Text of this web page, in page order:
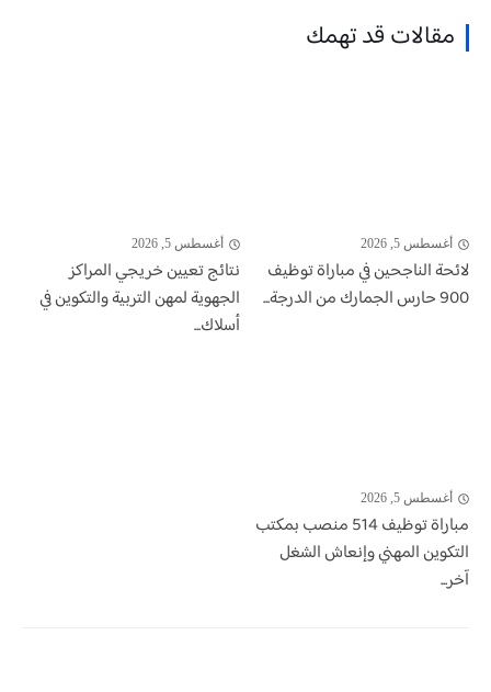
مقالات قد تهمك
أغسطس 5, 2026
لائحة الناجحين في مباراة توظيف
900 حارس الجمارك من الدرجة...
أغسطس 5, 2026
نتائج تعيين خريجي المراكز
الجهوية لمهن التربية والتكوين في
أسلاك...
أغسطس 5, 2026
مباراة توظيف 514 منصب بمكتب
التكوين المهني وإنعاش الشغل
آخر...